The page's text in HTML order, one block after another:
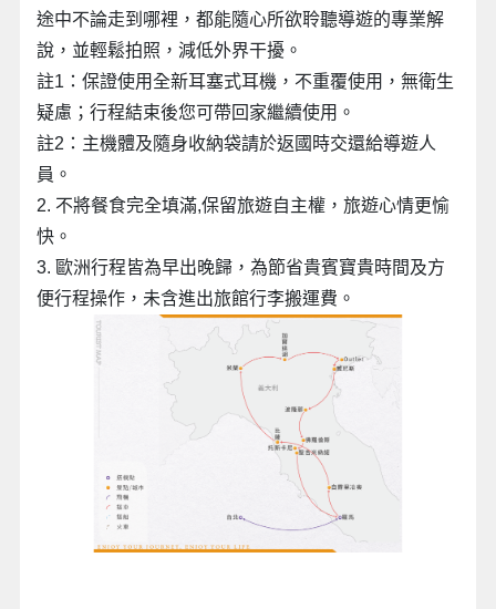
途中不論走到哪裡，都能隨心所欲聆聽導遊的專業解
說，並輕鬆拍照，減低外界干擾。
註1：保證使用全新耳塞式耳機，不重覆使用，無衛生
疑慮；行程結束後您可帶回家繼續使用。
註2：主機體及隨身收納袋請於返國時交還給導遊人
員。
2. 不將餐食完全填滿,保留旅遊自主權，旅遊心情更愉
快。
3. 歐洲行程皆為早出晚歸，為節省貴賓寶貴時間及方
便行程操作，未含進出旅館行李搬運費。